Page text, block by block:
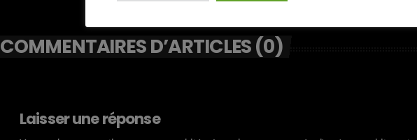
COMMENTAIRES D’ARTICLES (0)
Laisser une réponse